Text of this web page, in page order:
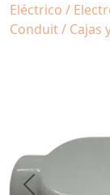
Eléctrico /
Conduit / Cajas